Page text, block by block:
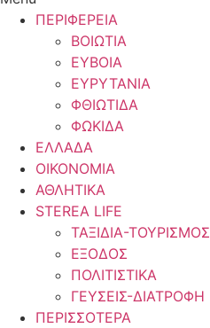
ΠΕΡΙΦΕΡΕΙΑ
ΒΟΙΩΤΙΑ
ΕΥΒΟΙΑ
ΕΥΡΥΤΑΝΙΑ
ΦΘΙΩΤΙΔΑ
ΦΩΚΙΔΑ
ΕΛΛΑΔΑ
ΟΙΚΟΝΟΜΙΑ
ΑΘΛΗΤΙΚΑ
STEREA LIFE
ΤΑΞΙΔΙΑ-ΤΟΥΡΙΣΜΟΣ
ΕΞΟΔΟΣ
ΠΟΛΙΤΙΣΤΙΚΑ
ΓΕΥΣΕΙΣ-ΔΙΑΤΡΟΦΗ
ΠΕΡΙΣΣΟΤΕΡΑ